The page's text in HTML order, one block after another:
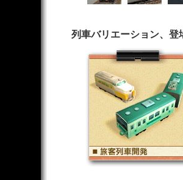
列車バリエーション、登